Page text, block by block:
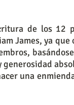
de los 12
James, ya
una